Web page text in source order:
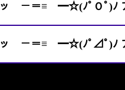
ッ －＝≡ ━☆(ﾉﾟＯﾟ)ﾉ
ッ －＝≡ ━☆(ﾉﾟ⊿ﾟ)ﾉ